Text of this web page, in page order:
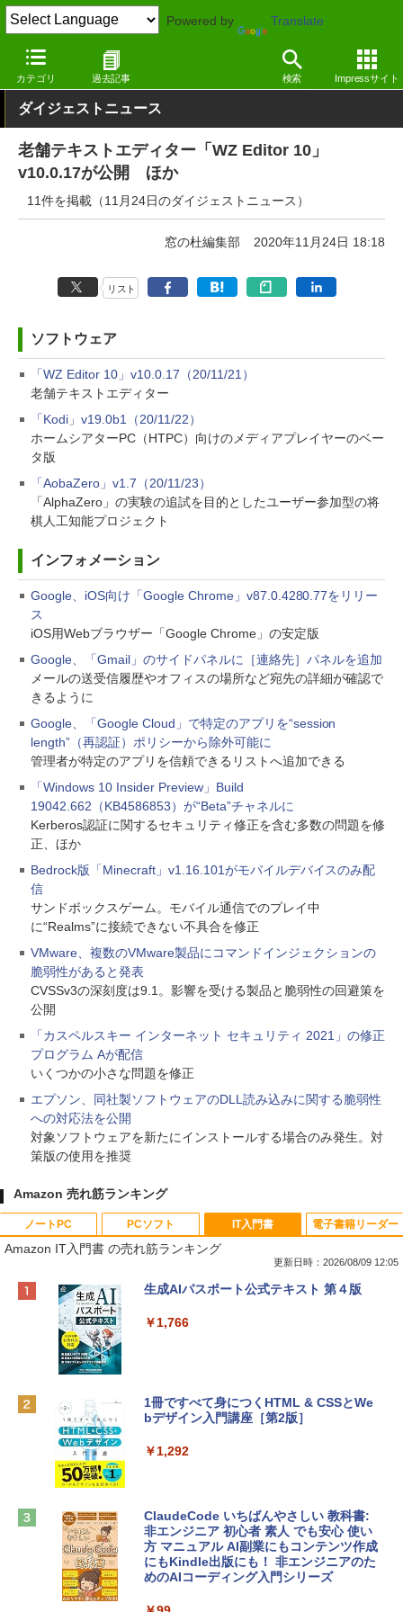
Powered by Translate
カテゴリ 過去記事 検索 Impressサイト
窓の杜 その他の話題 アップデート
ダイジェストニュース
老舗テキストエディター「WZ Editor 10」
v10.0.17が公開 ほか
11件を掲載（11月24日のダイジェストニュース）
窓の杜編集部 2020年11月24日 18:18
リスト
ソフトウェア
「WZ Editor 10」v10.0.17（20/11/21）
老舗テキストエディター
「Kodi」v19.0b1（20/11/22）
ホームシアターPC（HTPC）向けのメディアプレイヤーのベー
タ版
「AobaZero」v1.7（20/11/23）
「AlphaZero」の実験の追試を目的としたユーザー参加型の将
棋人工知能プロジェクト
インフォメーション
Google、iOS向け「Google Chrome」v87.0.4280.77をリリー
ス
iOS用Webブラウザー「Google Chrome」の安定版
Google、「Gmail」のサイドパネルに［連絡先］パネルを追加
メールの送受信履歴やオフィスの場所など宛先の詳細が確認で
きるように
Google、「Google Cloud」で特定のアプリを“session
length”（再認証）ポリシーから除外可能に
管理者が特定のアプリを信頼できるリストへ追加できる
「Windows 10 Insider Preview」Build
19042.662（KB4586853）が“Beta”チャネルに
Kerberos認証に関するセキュリティ修正を含む多数の問題を修
正、ほか
Bedrock版「Minecraft」v1.16.101がモバイルデバイスのみ配
信
サンドボックスゲーム。モバイル通信でのプレイ中
に“Realms”に接続できない不具合を修正
VMware、複数のVMware製品にコマンドインジェクションの
脆弱性があると発表
CVSSv3の深刻度は9.1。影響を受ける製品と脆弱性の回避策を
公開
「カスペルスキー インターネット セキュリティ 2021」の修正
プログラム Aが配信
いくつかの小さな問題を修正
エプソン、同社製ソフトウェアのDLL読み込みに関する脆弱性
への対応法を公開
対象ソフトウェアを新たにインストールする場合のみ発生。対
策版の使用を推奨
Amazon 売れ筋ランキング
ノートPC
Apple 2026 MacBook Neo A18 Proチッ
e Intelligenceのために設計、Liquid Ret
￥119,800
tomtoc 360°保護 15.6 16インチ パソコ
￥2,952
Apple 2026 MacBook Air M5チップ搭載
13インチノートブック：AIとApple Intell
PCソフト
Robloxギフトカード - 800 Robux 【限
インゲームコード】 ロブロックス | オン
Robloxギフトカード - 1000 Robux 【限
インゲームコード】 ロブロックス |オン
Robloxギフトカード - 2,000 Robux 【限
定バーチャルアイテムを含む】 【オンラ
インゲームコード】 ロブロックス | オン
IT入門書
Amazon IT入門書 の売れ筋ランキング
更新日時：2026/08/09 12:05
生成AIパスポート公式テキスト 第４版
￥1,766
1冊ですべて身につくHTML & CSSとWe
bデザイン入門講座［第2版］
￥1,292
ClaudeCode いちばんやさしい 教科書:
非エンジニア 初心者 素人 でも安心 使い
方 マニュアル AI副業にもコンテンツ作成
にもKindle出版にも！ 非エンジニアのた
めのAIコーディング入門シリーズ
電子書籍リーダー